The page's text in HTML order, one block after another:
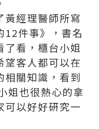
黃經理醫師所寫
12件事》，書名
了看，櫃台小姐
望客人都可以在
相關知識，看到
姐也很熱心的拿
可以好好研究一